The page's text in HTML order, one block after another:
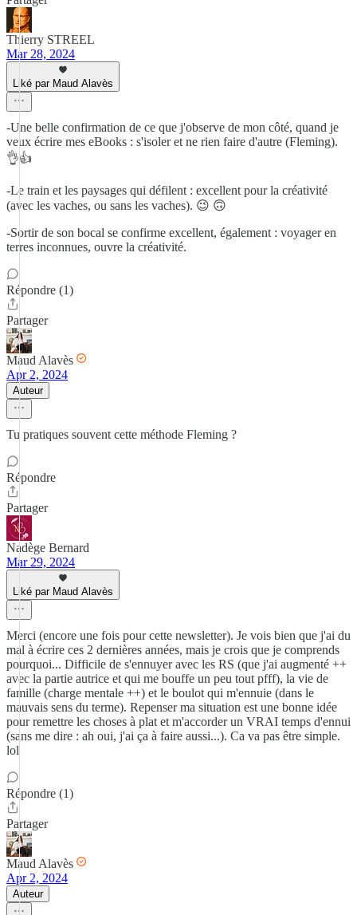
Thierry STREEL
Mar 28, 2024
Liké par Maud Alavès
-Une belle confirmation de ce que j'observe de mon côté, quand je
veux écrire mes eBooks : s'isoler et ne rien faire d'autre (Fleming).
👌👍
-Le train et les paysages qui défilent : excellent pour la créativité
(avec les vaches, ou sans les vaches). 😉 🙃
-Sortir de son bocal se confirme excellent, également : voyager en
terres inconnues, ouvre la créativité.
Répondre (1)
Partager
Maud Alavès
Apr 2, 2024
Auteur
Tu pratiques souvent cette méthode Fleming ?
Répondre
Partager
Nadège Bernard
Mar 29, 2024
Liké par Maud Alavès
Merci (encore une fois pour cette newsletter). Je vois bien que j'ai du
mal à écrire ces 2 dernières années, mais je crois que je comprends
pourquoi... Difficile de s'ennuyer avec les RS (que j'ai augmenté ++
avec la partie autrice et qui me bouffe un peu tout pfff), la vie de
famille (charge mentale ++) et le boulot qui m'ennuie (dans le
mauvais sens du terme). Repenser ma situation est une bonne idée
pour remettre les choses à plat et m'accorder un VRAI temps d'ennui
(sans me dire : ah oui, j'ai ça à faire aussi...). Ca va pas être simple.
lol
Répondre (1)
Partager
Maud Alavès
Apr 2, 2024
Auteur